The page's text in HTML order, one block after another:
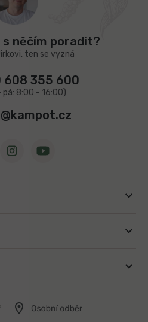
něčím poradit?
ten se vyzná
608 355 600